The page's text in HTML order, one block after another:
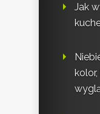
Jak